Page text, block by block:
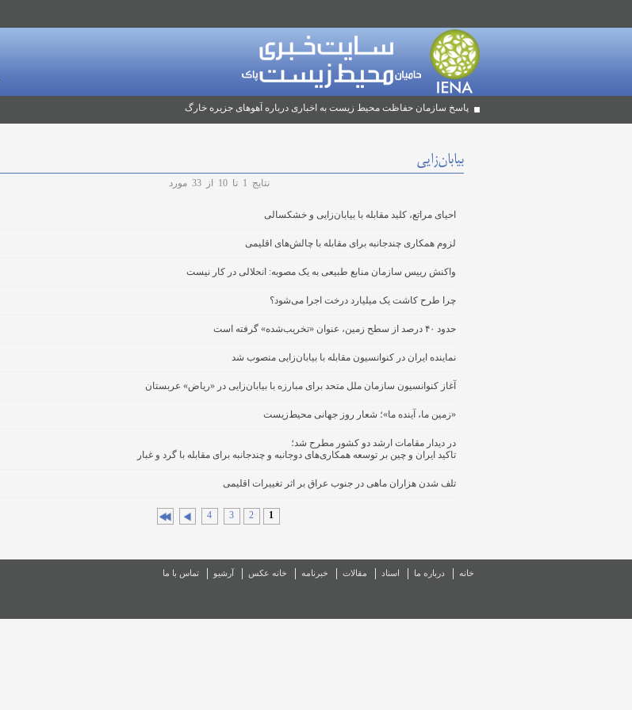
پاسخ سازمان حفاظت محیط زیست به اخباری درباره آهوهای جزیره خارگ
بیابان‌زایی
نتایج 1 تا 10 از 33 مورد
احیای مراتع، کلید مقابله با بیابان‌زایی و خشکسالی
لزوم همکاری چندجانبه برای مقابله با چالش‌های اقلیمی
واکنش رییس سازمان منابع طبیعی به یک مصوبه: انحلالی در کار نیست
چرا طرح کاشت یک میلیارد درخت اجرا می‌شود؟
حدود ۴۰ درصد از سطح زمین، عنوان «تخریب‌شده» گرفته است
نماینده ایران در کنوانسیون مقابله با بیابان‌زایی منصوب شد
آغاز کنوانسیون سازمان ملل متحد برای مبارزه با بیابان‌زایی در «ریاض» عربستان
«زمین ما، آینده ما»؛ شعار روز جهانی محیط‌زیست
در دیدار مقامات ارشد دو کشور مطرح شد؛
تاکید ایران و چین بر توسعه همکاری‌های دوجانبه و چندجانبه برای مقابله با گرد و غبار
تلف شدن هزاران ماهی در جنوب عراق بر اثر تغییرات اقلیمی
1
2
3
4
خانه درباره ما اسناد مقالات خبرنامه خانه عکس آرشیو تماس با ما